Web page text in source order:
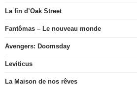
La fin d’Oak Street
Fantômas – Le nouveau monde
Avengers: Doomsday
Leviticus
La Maison de nos rêves